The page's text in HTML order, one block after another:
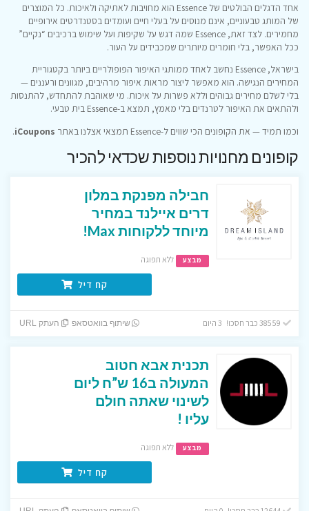
אחד הדגלים הבולטים של Essence הוא מחויבות לאתיקה ולאיכות. כל המוצרים
של המותג טבעוניים, אינם מנוסים על בעלי חיים ועומדים בסטנדרטים אירופיים
מחמירים. לצד זאת, Essence שמה דגש על שקיפות ועל שימוש ברכיבים “נקיים”
ככל האפשר, בלי חומרים מיותרים שמכבידים על העור.
בישראל, Essence נחשב לאחד ממותגי האיפור הפופולריים ביותר בקטגוריית
המחירים הנגישה. הוא מאפשר ליצור מראות איפור מרהיבים, מגוונים ורעננים —
בלי לשלם מחירים גבוהים וללא פשרות על איכות. מי שאוהבת להתחדש, להתנסות
ולהתאים את האיפור לטרנדים בלי מאמץ, תמצא ב-Essence בית טבעי.
וכמו תמיד — את הקופונים הכי שווים ל-Essence תמצאי אצלנו באתר
iCoupons
.
קופונים מחנויות נוספות שכדאי להכיר
חבילה מפנקת במלון
דרים איילנד במחיר
מיוחד ללקוחות Max!
מבצע ללא תפוגה
קח דיל
שיתוף בוואטסאפ העתק URL
תכנית אבא חטוב
המעולה ב16 ש”ח ליום
לשינוי שאתה חולם
עליו !
מבצע ללא תפוגה
קח דיל